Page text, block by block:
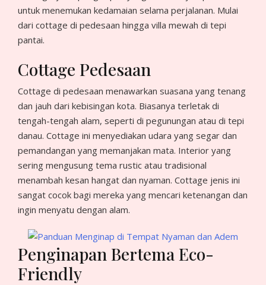
untuk menemukan kedamaian selama perjalanan. Mulai
dari cottage di pedesaan hingga villa mewah di tepi
pantai.
Cottage Pedesaan
Cottage di pedesaan menawarkan suasana yang tenang
dan jauh dari kebisingan kota. Biasanya terletak di
tengah-tengah alam, seperti di pegunungan atau di tepi
danau. Cottage ini menyediakan udara yang segar dan
pemandangan yang memanjakan mata. Interior yang
sering mengusung tema rustic atau tradisional
menambah kesan hangat dan nyaman. Cottage jenis ini
sangat cocok bagi mereka yang mencari ketenangan dan
ingin menyatu dengan alam.
Penginapan Bertema Eco-
Friendly